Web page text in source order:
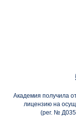
Академия получила
лицензию на
(рег. №